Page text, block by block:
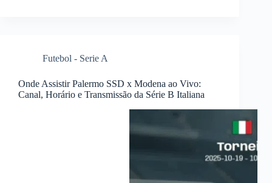
Futebol - Serie A
Onde Assistir Palermo SSD x Modena ao Vivo:
Canal, Horário e Transmissão da Série B Italiana